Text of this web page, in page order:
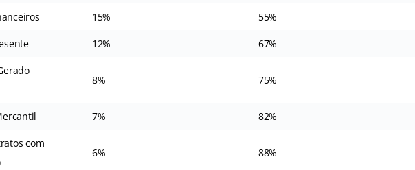
15% 55%
12% 67%
8% 75%
7% 82%
com
6% 88%